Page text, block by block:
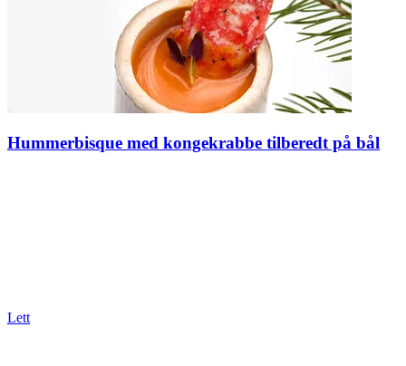
Hummerbisque med kongekrabbe tilberedt på bål
Lett